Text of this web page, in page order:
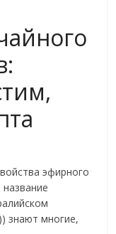
эфирного
знают многие,